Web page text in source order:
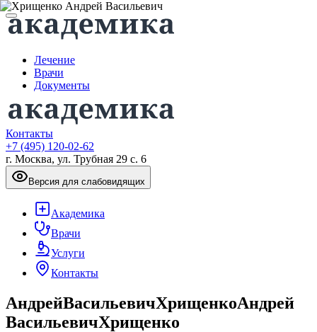
Лечение
Врачи
Документы
Контакты
+7 (495) 120-02-62
г. Москва, ул. Трубная 29 с. 6
Версия для слабовидящих
Академика
Врачи
Услуги
Контакты
АндрейВасильевичХрищенкоАндрей
ВасильевичХрищенко